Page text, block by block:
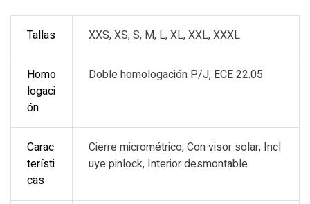
Tallas XXS, XS, S, M, L, XL, XXL, XXXL
Homo
logaci
ón
Doble homologación P/J, ECE 22.05
Carac
terísti
cas
Cierre micrométrico, Con visor solar, Incl
uye pinlock, Interior desmontable